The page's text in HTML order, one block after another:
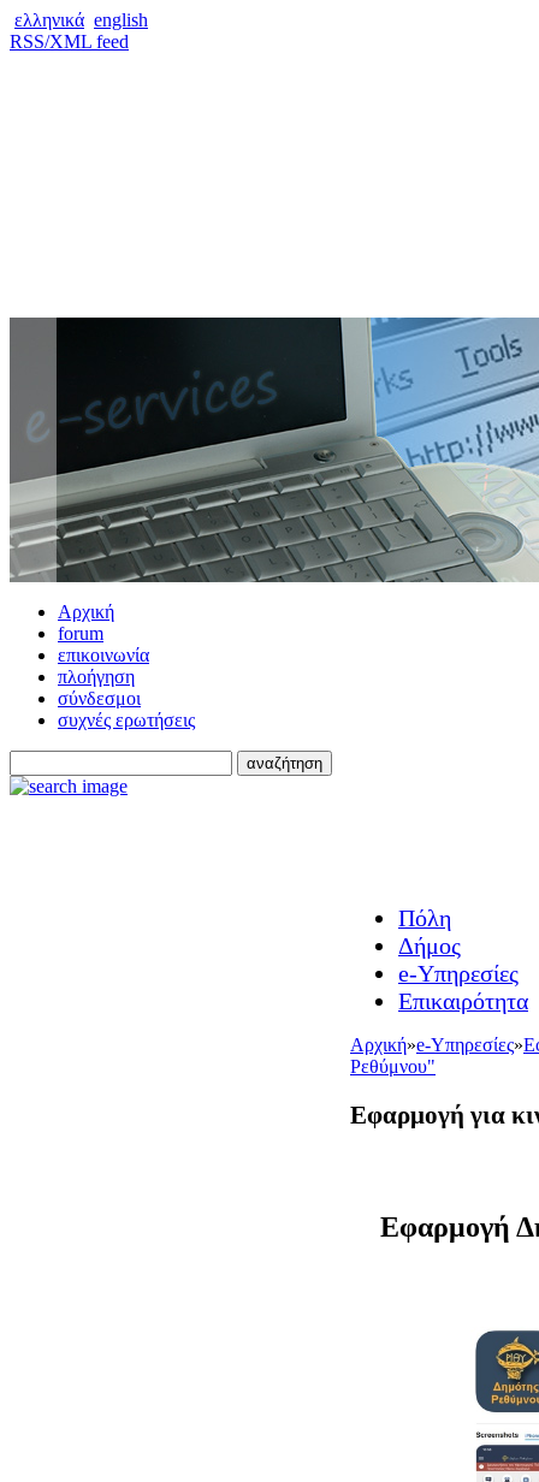
ελληνικά english
RSS/XML feed
Αρχική
forum
επικοινωνία
πλοήγηση
σύνδεσμοι
συχνές ερωτήσεις
Πόλη
Δήμος
e-Υπηρεσίες
Επικαιρότητα
Αρχική»e-Υπηρεσίες»
Ρεθύμνου"
Εφαρμογή για
Εφαρμογή